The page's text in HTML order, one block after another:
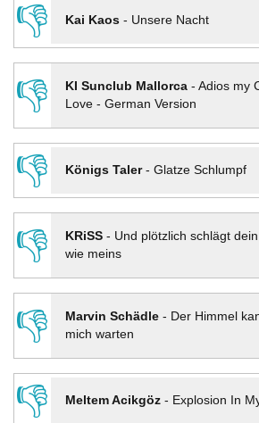
👎
Kai Kaos- Unsere Nacht
👎
KI Sunclub Mallorca- Adios my
Love - German Version
👎
Königs Taler- Glatze Schlumpf
👎
KRiSS- Und plötzlich schlägt
wie meins
👎 Marvin Schädle- Der Himmel
mich warten
👎
Meltem Acikgöz- Explosion In